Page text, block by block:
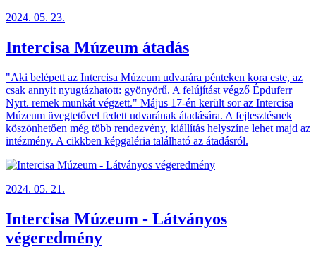
2024. 05. 23.
Intercisa Múzeum átadás
"Aki belépett az Intercisa Múzeum udvarára pénteken kora este, az
csak annyit nyugtázhatott: gyönyörű. A felújítást végző Épduferr
Nyrt. remek munkát végzett." Május 17-én került sor az Intercisa
Múzeum üvegtetővel fedett udvarának átadására. A fejlesztésnek
köszönhetően még több rendezvény, kiállítás helyszíne lehet majd az
intézmény. A cikkben képgaléria található az átadásról.
2024. 05. 21.
Intercisa Múzeum - Látványos
végeredmény